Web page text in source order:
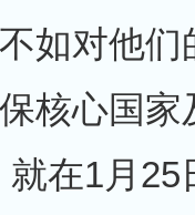
如对他
核心国
在1月25